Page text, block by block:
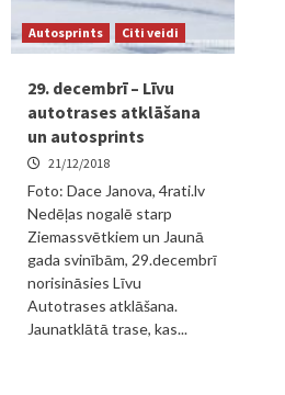
Autosprints Citi veidi
29. decembrī – Līvu
autotrases atklāšana
un autosprints
21/12/2018
Foto: Dace Janova, 4rati.lv
Nedēļas nogalē starp
Ziemassvētkiem un Jaunā
gada svinībām, 29.decembrī
norisināsies Līvu
Autotrases atklāšana.
Jaunatklātā trase, kas...